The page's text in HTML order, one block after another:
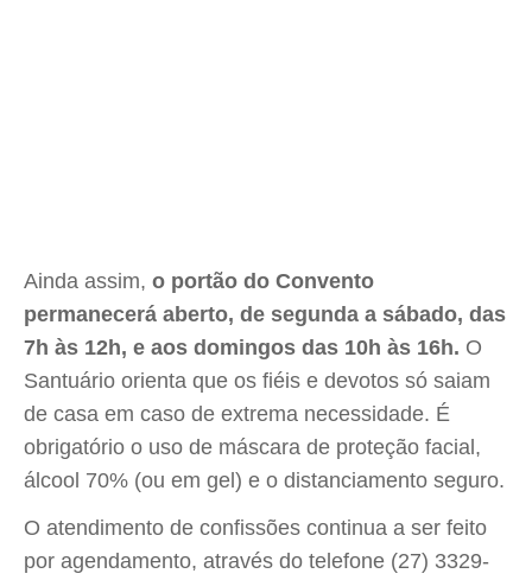
Ainda assim, o portão do Convento
permanecerá aberto, de segunda a sábado, das
7h às 12h, e aos domingos das 10h às 16h. O
Santuário orienta que os fiéis e devotos só saiam
de casa em caso de extrema necessidade. É
obrigatório o uso de máscara de proteção facial,
álcool 70% (ou em gel) e o distanciamento seguro.
O atendimento de confissões continua a ser feito
por agendamento, através do telefone (27) 3329-